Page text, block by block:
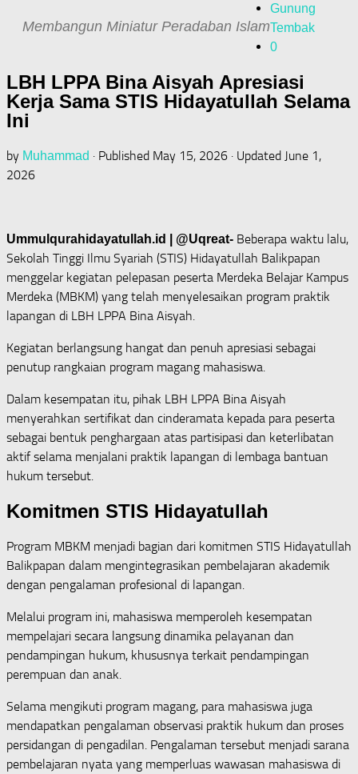
Membangun Miniatur Peradaban Islam
Gunung
Tembak
0
LBH LPPA Bina Aisyah Apresiasi
Kerja Sama STIS Hidayatullah Selama
Ini
by Muhammad · Published May 15, 2026 · Updated June 1,
2026
Ummulqurahidayatullah.id | @Uqreat- Beberapa waktu lalu,
Sekolah Tinggi Ilmu Syariah (STIS) Hidayatullah Balikpapan
menggelar kegiatan pelepasan peserta Merdeka Belajar Kampus
Merdeka (MBKM) yang telah menyelesaikan program praktik
lapangan di LBH LPPA Bina Aisyah.
Kegiatan berlangsung hangat dan penuh apresiasi sebagai
penutup rangkaian program magang mahasiswa.
Dalam kesempatan itu, pihak LBH LPPA Bina Aisyah
menyerahkan sertifikat dan cinderamata kepada para peserta
sebagai bentuk penghargaan atas partisipasi dan keterlibatan
aktif selama menjalani praktik lapangan di lembaga bantuan
hukum tersebut.
Komitmen STIS Hidayatullah
Program MBKM menjadi bagian dari komitmen STIS Hidayatullah
Balikpapan dalam mengintegrasikan pembelajaran akademik
dengan pengalaman profesional di lapangan.
Melalui program ini, mahasiswa memperoleh kesempatan
mempelajari secara langsung dinamika pelayanan dan
pendampingan hukum, khususnya terkait pendampingan
perempuan dan anak.
Selama mengikuti program magang, para mahasiswa juga
mendapatkan pengalaman observasi praktik hukum dan proses
persidangan di pengadilan. Pengalaman tersebut menjadi sarana
pembelajaran nyata yang memperluas wawasan mahasiswa di